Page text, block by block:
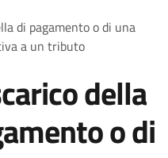
di pagamento o di una
a un tributo
della
o di